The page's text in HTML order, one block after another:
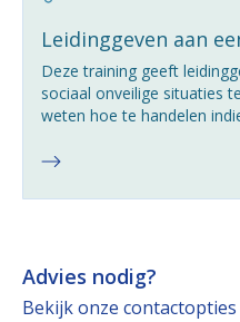
Leidinggeven aan
Deze training geeft
sociaal onveilige situaties
weten hoe te handelen
Advies nodig?
Bekijk onze contactopties